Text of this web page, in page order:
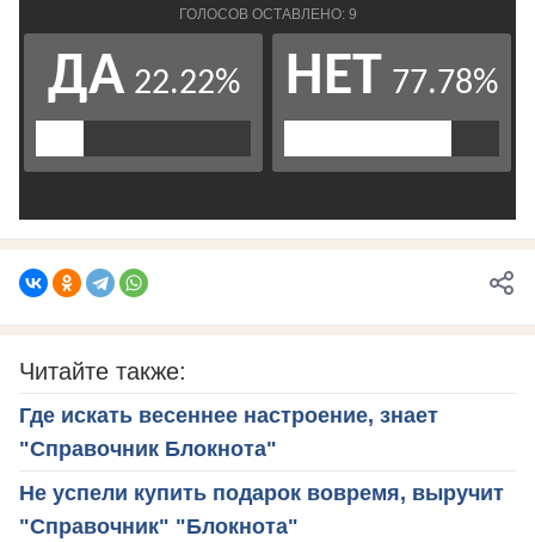
Читайте также:
Где искать весеннее настроение, знает
"Справочник Блокнота"
Не успели купить подарок вовремя, выручит
"Справочник" "Блокнота"